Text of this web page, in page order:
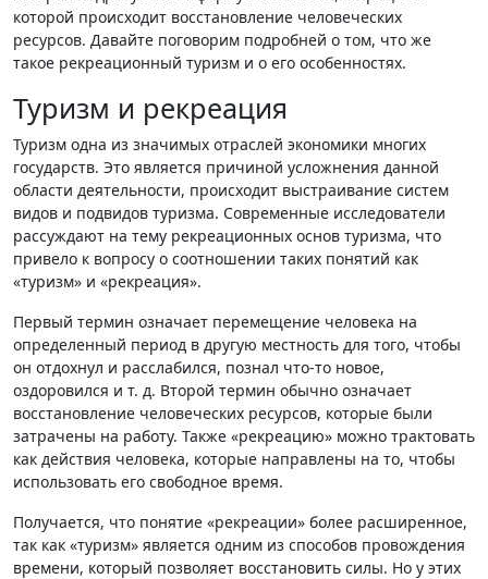
которой происходит восстановление человеческих
ресурсов. Давайте поговорим подробней о том, что же
такое рекреационный туризм и о его особенностях.
Туризм и рекреация
Туризм одна из значимых отраслей экономики многих
государств. Это является причиной усложнения данной
области деятельности, происходит выстраивание систем
видов и подвидов туризма. Современные исследователи
рассуждают на тему рекреационных основ туризма, что
привело к вопросу о соотношении таких понятий как
«туризм» и «рекреация».
Первый термин означает перемещение человека на
определенный период в другую местность для того, чтобы
он отдохнул и расслабился, познал что-то новое,
оздоровился и т. д. Второй термин обычно означает
восстановление человеческих ресурсов, которые были
затрачены на работу. Также «рекреацию» можно трактовать
как действия человека, которые направлены на то, чтобы
использовать его свободное время.
Получается, что понятие «рекреации» более расширенное,
так как «туризм» является одним из способов провождения
времени, который позволяет восстановить силы. Но у этих